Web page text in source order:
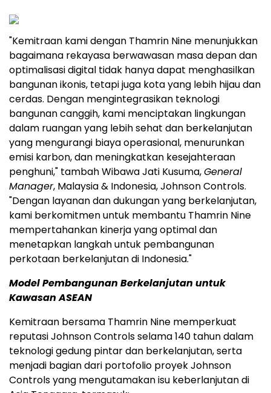
"Kemitraan kami dengan Thamrin Nine menunjukkan
bagaimana rekayasa berwawasan masa depan dan
optimalisasi digital tidak hanya dapat menghasilkan
bangunan ikonis, tetapi juga kota yang lebih hijau dan
cerdas. Dengan mengintegrasikan teknologi
bangunan canggih, kami menciptakan lingkungan
dalam ruangan yang lebih sehat dan berkelanjutan
yang mengurangi biaya operasional, menurunkan
emisi karbon, dan meningkatkan kesejahteraan
penghuni," tambah Wibawa Jati Kusuma,General
Manager, Malaysia& Indonesia, Johnson Controls.
"Dengan layanan dan dukungan yang berkelanjutan,
kami berkomitmen untuk membantu Thamrin Nine
mempertahankan kinerja yang optimal dan
menetapkan langkah untuk pembangunan
perkotaan berkelanjutan di Indonesia."
Model Pembangunan Berkelanjutan untuk
Kawasan ASEAN
Kemitraan bersama Thamrin Nine memperkuat
reputasi Johnson Controls selama 140 tahun dalam
teknologi gedung pintar dan berkelanjutan, serta
menjadi bagian dari portofolio proyek Johnson
Controls yang mengutamakan isu keberlanjutan di